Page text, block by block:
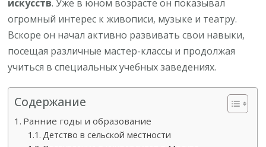
искусств. Уже в юном возрасте он показывал
огромный интерес к живописи, музыке и театру.
Вскоре он начал активно развивать свои навыки,
посещая различные мастер-классы и продолжая
учиться в специальных учебных заведениях.
Содержание
Ранние годы и образование
Детство в сельской местности